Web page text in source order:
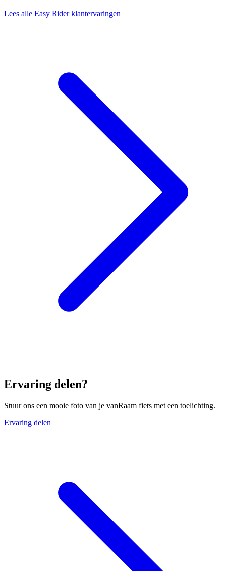
Lees alle Easy Rider klantervaringen
Ervaring delen?
Stuur ons een mooie foto van je vanRaam fiets met een toelichting.
Ervaring delen